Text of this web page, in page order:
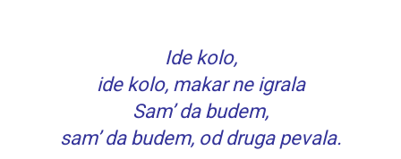
Ide kolo,
ide kolo, makar ne igrala
Sam’ da budem,
sam’ da budem, od druga pevala.